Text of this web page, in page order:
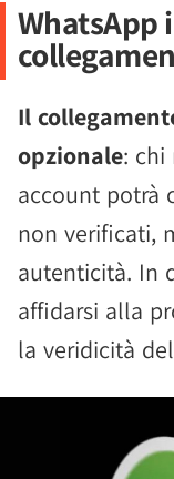
WhatsApp
Il
opzionale: chi
account potrà
non verificati,
autenticità. In
affidarsi alla
la veridicità